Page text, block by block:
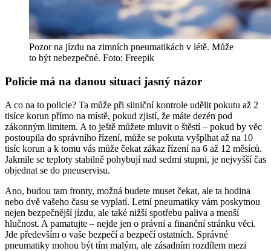
Pozor na jízdu na zimních pneumatikách v létě. Může
to být nebezpečné. Foto: Freepik
Policie má na danou situaci jasný názor
A co na to policie? Ta může při silniční kontrole udělit pokutu až 2
tisíce korun přímo na místě, pokud zjistí, že máte dezén pod
zákonným limitem. A to ještě můžete mluvit o štěstí – pokud by věc
postoupila do správního řízení, může se pokuta vyšplhat až na 10
tisíc korun a k tomu vás může čekat zákaz řízení na 6 až 12 měsíců.
Jakmile se teploty stabilně pohybují nad sedmi stupni, je nejvyšší čas
objednat se do pneuservisu.
Ano, budou tam fronty, možná budete muset čekat, ale ta hodina
nebo dvě vašeho času se vyplatí. Letní pneumatiky vám poskytnou
nejen bezpečnější jízdu, ale také nižší spotřebu paliva a menší
hlučnost. A pamatujte – nejde jen o právní a finanční stránku věci.
Jde především o vaše bezpečí a bezpečí ostatních. Správné
pneumatiky mohou být tím malým, ale zásadním rozdílem mezi